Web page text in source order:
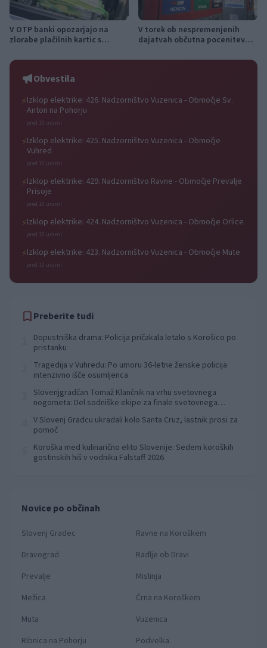
V OTP banki opozarjajo na
zlorabe plačilnih kartic s
V torek ob nespremenjenih
dajatvah občutna pocenitev
Obvestila
⚡Izklop elektrike: 426. Nadzorništvo Vuzenica - Območje Sv.
Anton na Pohorju
pred 10 urami
⚡Izklop elektrike: 425. Nadzorništvo Vuzenica - Območje
Vuhred
pred 10 urami
⚡Izklop elektrike: 429. Nadzorništvo Ravne - Območje Prevalje
Prisoje
pred 10 urami
⚡Izklop elektrike: 424. Nadzorništvo Vuzenica - Območje Orlice
pred 10 urami
⚡Izklop elektrike: 423. Nadzorništvo Vuzenica - Območje Mute
pred 10 urami
Preberite tudi
Dopustniška drama: Policija pričakala letalo s Korošico po
pristanku
Tragedija v Vuhredu: Po umoru 36-letne ženske policija
intenzivno išče osumljenca
Slovenjgradčan Tomaž Klančnik na vrhu svetovnega
nogometa: Del sodniške ekipe za finale svetovnega
V Slovenj Gradcu ukradali kolo Santa Cruz, lastnik prosi za
pomoč
Koroška med kulinarično elito Slovenije: Sedem koroških
gostinskih hiš v vodniku Falstaff 2026
Novice po občinah
Slovenj Gradec
Ravne na Koroškem
Dravograd
Radlje ob Dravi
Prevalje
Mislinja
Mežica
Črna na Koroškem
Muta
Vuzenica
Ribnica na Pohorju
Podvelka